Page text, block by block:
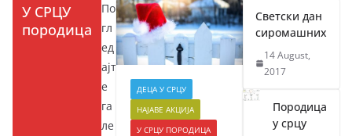
У СРЦУ
породица
По
гл
ед
ајт
е
га
ле
ДЕЦА У СРЦУ
НАЈАВЕ АКЦИЈА
У СРЦУ ПОРОДИЦА
Светски дан
сиромашних
14 August,
2017
Породица
у срцу